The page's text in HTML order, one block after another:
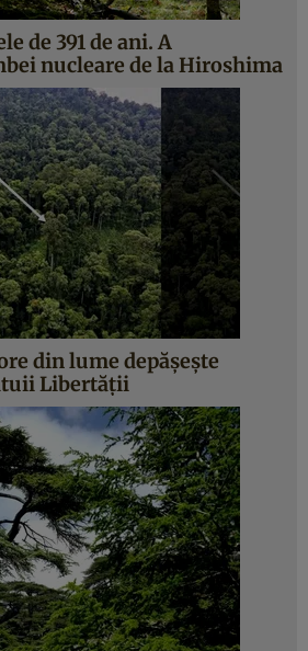
de 391 de ani. A
nucleare de la Hiroshima
din lume depăşeşte
Libertăţii